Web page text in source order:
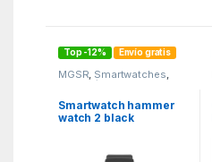
Top -12% Envío gratis
MGSR Smartwatches
Telefonía
Smartwatch hammer
watch 2 black